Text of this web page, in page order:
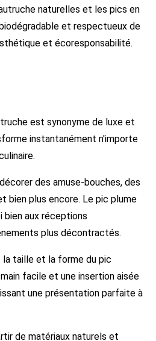
naturelles et les pics en
et respectueux de
et écoresponsabilité.
est synonyme de luxe et
instantanément n'importe
des amuse-bouches, des
bien plus encore. Le pic plume
bien aux réceptions
plus décontractés.
la taille et la forme du pic
facile et une insertion aisée
une présentation parfaite à
de matériaux naturels et